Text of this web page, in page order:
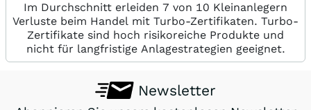
Im Durchschnitt erleiden 7 von 10 Kleinanlegern
Verluste beim Handel mit Turbo-Zertifikaten. Turbo-
Zertifikate sind hoch risikoreiche Produkte und
nicht für langfristige Anlagestrategien geeignet.
Newsletter